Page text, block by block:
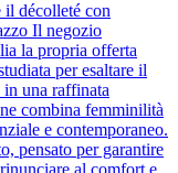
il décolleté con
Il negozio
la propria offerta
per esaltare il
in una raffinata
combina femminilità
e contemporaneo.
pensato per garantire